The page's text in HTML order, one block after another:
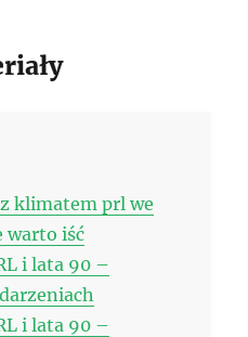
klimatem prl we
warto iść
i lata 90 –
i lata 90 –